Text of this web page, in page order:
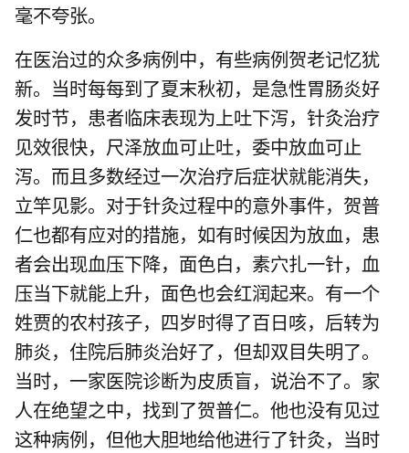
毫不夸张。
在医治过的众多病例中，有些病例贺老记忆犹
新。当时每每到了夏末秋初，是急性胃肠炎好
发时节，患者临床表现为上吐下泻，针灸治疗
见效很快，尺泽放血可止吐，委中放血可止
泻。而且多数经过一次治疗后症状就能消失，
立竿见影。对于针灸过程中的意外事件，贺普
仁也都有应对的措施，如有时候因为放血，患
者会出现血压下降，面色白，素穴扎一针，血
压当下就能上升，面色也会红润起来。有一个
姓贾的农村孩子，四岁时得了百日咳，后转为
肺炎，住院后肺炎治好了，但却双目失明了。
当时，一家医院诊断为皮质盲，说治不了。家
人在绝望之中，找到了贺普仁。他也没有见过
这种病例，但他大胆地给他进行了针灸，当时